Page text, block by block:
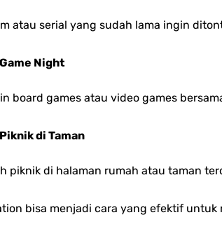
atau serial yang sudah lama ingin
Game Night
board games atau video games
Piknik di Taman
piknik di halaman rumah atau taman
bisa menjadi cara yang efektif